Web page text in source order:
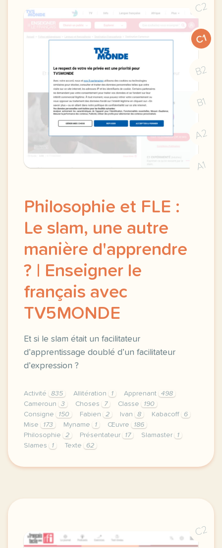
C2
C1
B2
B1
A2
A1
Philosophie et FLE :
Le slam, une autre
manière d'apprendre
? | Enseigner le
français avec
TV5MONDE
Et si le slam était un facilitateur
d’apprentissage doublé d’un facilitateur
d’expression ?
Activité 835 Allitération 1 Apprenant
498
Cameroun
3 Choses 7 Classe
190
Consigne
150 Fabien 2 Ivan 8 Kabacoff
6
Mise
173 Myname 1 Œuvre
186
Philosophie
2 Présentateur 17 Slamaster
1
Slames
1 Texte 62
le respect de votre vie privee est une priorite
C2